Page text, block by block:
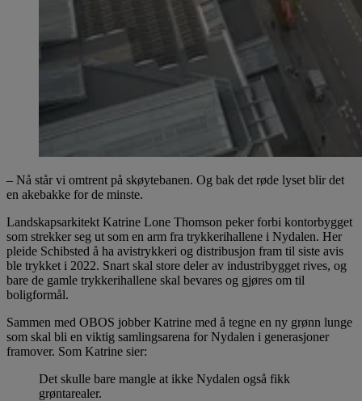
– Nå står vi omtrent på skøytebanen. Og bak det røde lyset blir det
en akebakke for de minste.
Landskapsarkitekt Katrine Lone Thomson peker forbi kontorbygget
som strekker seg ut som en arm fra trykkerihallene i Nydalen. Her
pleide Schibsted å ha avistrykkeri og distribusjon fram til siste avis
ble trykket i 2022. Snart skal store deler av industribygget rives, og
bare de gamle trykkerihallene skal bevares og gjøres om til
boligformål.
Sammen med OBOS jobber Katrine med å tegne en ny grønn lunge
som skal bli en viktig samlingsarena for Nydalen i generasjoner
framover. Som Katrine sier:
Det skulle bare mangle at ikke Nydalen også fikk
grøntarealer.